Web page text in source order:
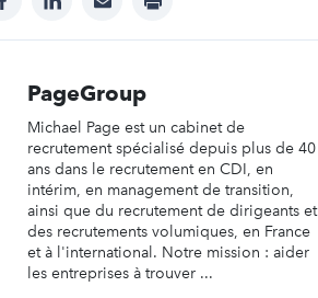
PageGroup
Michael Page est un cabinet de
recrutement spécialisé depuis plus de 40
ans dans le recrutement en CDI, en
intérim, en management de transition,
ainsi que du recrutement de dirigeants et
des recrutements volumiques, en France
et à l'international. Notre mission : aider
les entreprises à trouver ...